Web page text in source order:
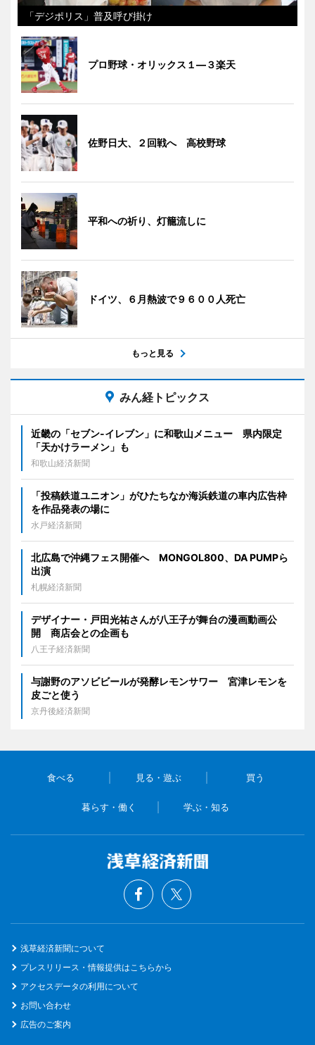
「デジポリス」普及呼び掛け
プロ野球・オリックス１―３楽天
佐野日大、２回戦へ 高校野球
平和への祈り、灯籠流しに
ドイツ、６月熱波で９６００人死亡
もっと見る
みん経トピックス
近畿の「セブン-イレブン」に和歌山メニュー 県内限定
「天かけラーメン」も
和歌山経済新聞
「投稿鉄道ユニオン」がひたちなか海浜鉄道の車内広告枠
を作品発表の場に
水戸経済新聞
北広島で沖縄フェス開催へ MONGOL800、DA PUMPら
出演
札幌経済新聞
デザイナー・戸田光祐さんが八王子が舞台の漫画動画公
開 商店会との企画も
八王子経済新聞
与謝野のアソビビールが発酵レモンサワー 宮津レモンを
皮ごと使う
京丹後経済新聞
食べる 見る・遊ぶ 買う
暮らす・働く 学ぶ・知る
浅草経済新聞について
プレスリリース・情報提供はこちらから
アクセスデータの利用について
お問い合わせ
広告のご案内